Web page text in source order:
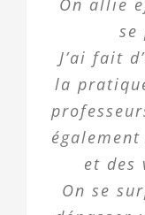
se
J’ai fait
la
et des
On se